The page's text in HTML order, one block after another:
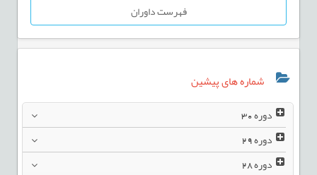
فهرست داوران
شماره های پیشین
دوره30
دوره29
دوره28